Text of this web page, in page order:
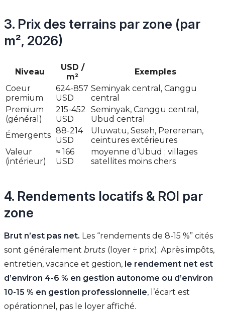
3. Prix des terrains par zone (par
m², 2026)
Niveau
USD /
m²
Exemples
Coeur
premium
624-857
USD
Seminyak central, Canggu
central
Premium
(général)
215-452
USD
Seminyak, Canggu central,
Ubud central
Émergents 88-214
USD
Uluwatu, Seseh, Pererenan,
ceintures extérieures
Valeur
(intérieur)
≈ 166
USD
moyenne d’Ubud ; villages
satellites moins chers
4. Rendements locatifs & ROI par
zone
Brut n’est pas net. Les “rendements de 8-15 %” cités
sont généralement bruts (loyer ÷ prix). Après impôts,
entretien, vacance et gestion, le rendement net est
d’environ 4-6 % en gestion autonome ou d’environ
10-15 % en gestion professionnelle, l’écart est
opérationnel, pas le loyer affiché.